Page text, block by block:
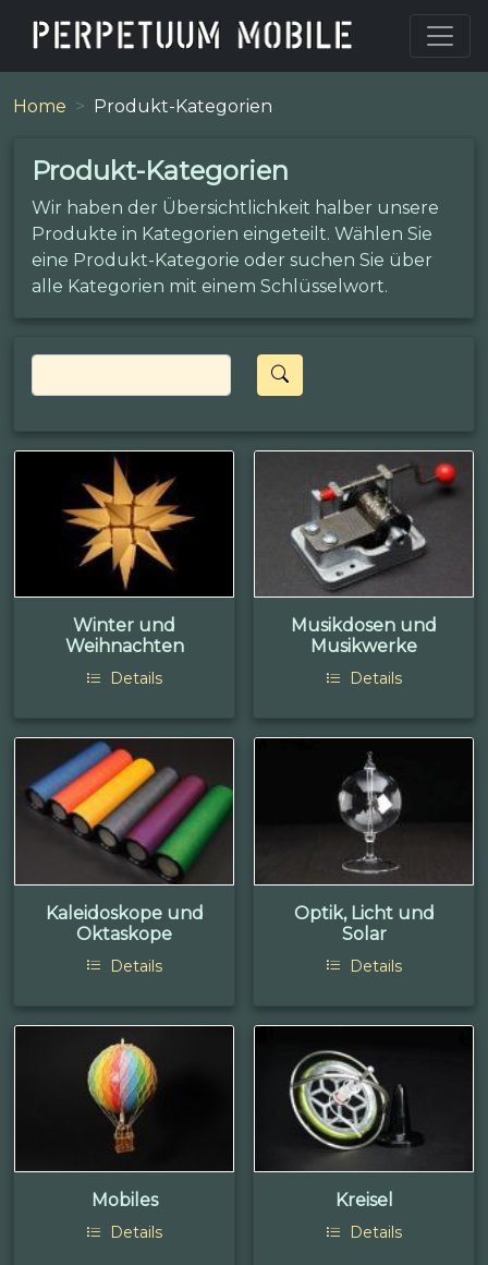
Home Produkt-Kategorien
Produkt-Kategorien
Wir haben der Übersichtlichkeit halber unsere
Produkte in Kategorien eingeteilt. Wählen Sie
eine Produkt-Kategorie oder suchen Sie über
alle Kategorien mit einem Schlüsselwort.
Winter und
Weihnachten
Details
Musikdosen und
Musikwerke
Details
Kaleidoskope und
Oktaskope
Details
Optik, Licht und
Solar
Details
Mobiles
Details
Kreisel
Details